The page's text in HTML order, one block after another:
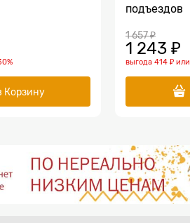
Корзину
подъездов
1 657 ₽
1 243 ₽
выгода 414 ₽ или